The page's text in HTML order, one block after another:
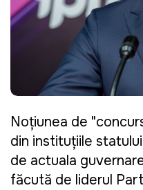
Noțiunea de
din instituțiile
de actuala
făcută de liderul